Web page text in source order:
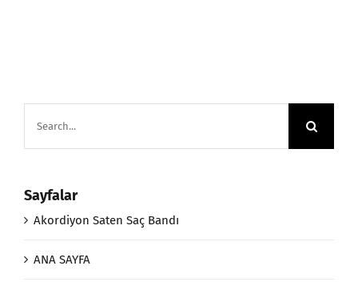
Sayfalar
Akordiyon Saten Saç Bandı
ANA SAYFA